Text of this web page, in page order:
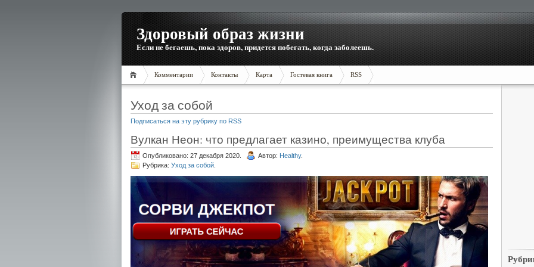
Здоровый образ жизни
Если не бегаешь, пока здоров, придется побегать, когда заболеешь.
Комментарии Контакты Карта Гостевая книга RSS
Уход за собой
Подписаться на эту рубрику по RSS
Вулкан Неон: что предлагает казино, преимущества клуба
Опубликовано: 27 декабря 2020. Автор: Healthy.
Рубрика: Уход за собой